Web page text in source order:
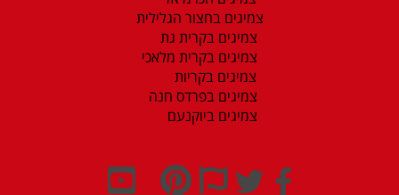
צמיגים בחצור הגלילית
צמיגים בקרית גת
צמיגים בקרית מלאכי
צמיגים בקריות
צמיגים בפרדס חנה
צמיגים ביוקנעם